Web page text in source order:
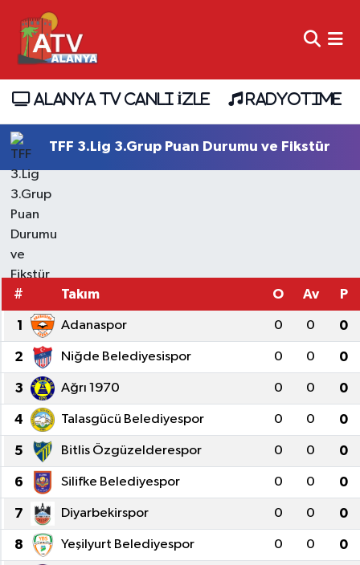
ALANYA TV CANLI İZLE RADYOTIME
TFF 3.Lig 3.Grup Puan Durumu ve Fikstür
# Takım O Av P
1 Adanaspor 0 0 0
2 Niğde Belediyesispor 0 0 0
3 Ağrı 1970 0 0 0
4 Talasgücü Belediyespor 0 0 0
5 Bitlis Özgüzelderespor 0 0 0
6 Silifke Belediyespor 0 0 0
7 Diyarbekirspor 0 0 0
8 Yeşilyurt Belediyespor 0 0 0